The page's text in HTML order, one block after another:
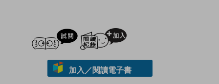
試閲
加入／閱讀電子書